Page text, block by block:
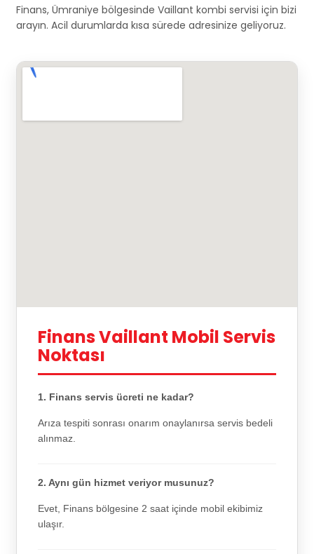
Finans, Ümraniye bölgesinde Vaillant kombi servisi için bizi
arayın. Acil durumlarda kısa sürede adresinize geliyoruz.
Finans Vaillant Mobil Servis
Noktası
1. Finans servis ücreti ne kadar?
Arıza tespiti sonrası onarım onaylanırsa servis bedeli
alınmaz.
2. Aynı gün hizmet veriyor musunuz?
Evet, Finans bölgesine 2 saat içinde mobil ekibimiz
ulaşır.